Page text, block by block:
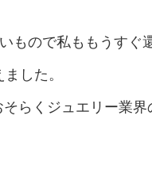
もので私ももうすぐ
した。
らくジュエリー業界